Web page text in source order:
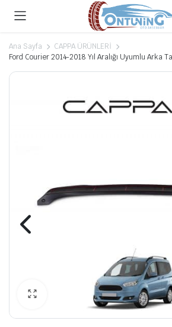
Ana Sayfa
CAPPA ÜRÜNLERİ
Ford Courier 2014-2018 Yıl Aralığı Uyumlu Arka